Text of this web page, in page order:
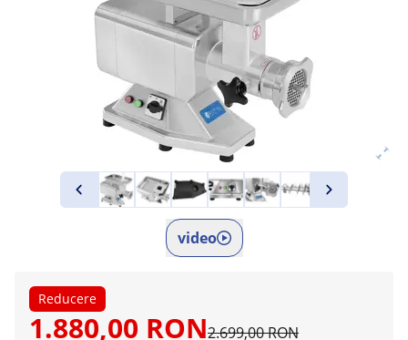
video
Reducere
1.880,00 RON2.699,00 RON